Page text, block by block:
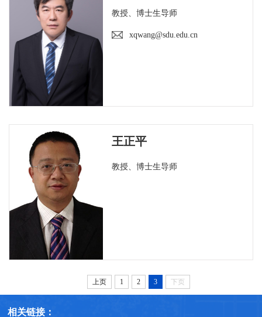
教授、博士生导师
xqwang@sdu.edu.cn
王正平
教授、博士生导师
上页 1 2 3 下页
相关链接：